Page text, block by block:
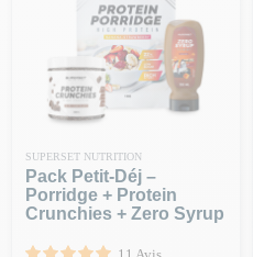
SUPERSET NUTRITION
Pack Petit-Déj –
Porridge + Protein
Crunchies + Zero Syrup